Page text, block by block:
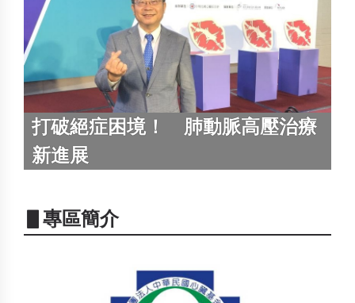
打破絕症困境！ 肺動脈高壓治療
新進展
▋專區簡介